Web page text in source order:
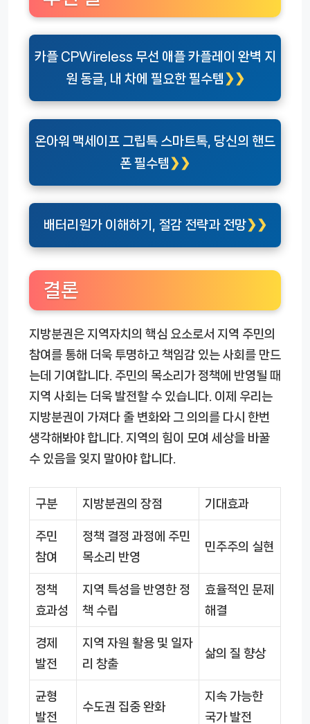
카플 CPWireless 무선 애플 카플레이 완벽 지
원 동글, 내 차에 필요한 필수템
온아워 맥세이프 그립톡 스마트톡, 당신의 핸드
폰 필수템
배터리원가 이해하기, 절감 전략과 전망
결론
지방분권은 지역자치의 핵심 요소로서 지역 주민의
참여를 통해 더욱 투명하고 책임감 있는 사회를 만드
는데 기여합니다. 주민의 목소리가 정책에 반영될 때
지역 사회는 더욱 발전할 수 있습니다. 이제 우리는
지방분권이 가져다 줄 변화와 그 의의를 다시 한번
생각해봐야 합니다. 지역의 힘이 모여 세상을 바꿀
수 있음을 잊지 말아야 합니다.
구분 지방분권의 장점 기대효과
주민
참여
정책 결정 과정에 주민
목소리 반영
민주주의 실현
정책
효과성
지역 특성을 반영한 정
책 수립
효율적인 문제
해결
경제
발전
지역 자원 활용 및 일자
리 창출
삶의 질 향상
균형
발전
수도권 집중 완화
지속 가능한
국가 발전